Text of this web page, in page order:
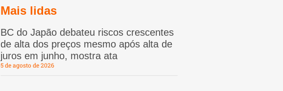
Mais lidas
BC do Japão debateu riscos crescentes
de alta dos preços mesmo após alta de
juros em junho, mostra ata
5 de agosto de 2026